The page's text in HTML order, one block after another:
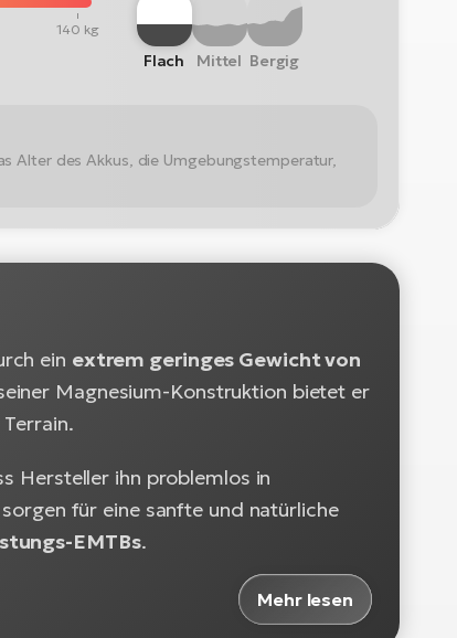
140 kg
Flach Mittel Bergig
Alter des Akkus, die Umgebungstemperatur,
ein extrem geringes Gewicht von
Magnesium-Konstruktion bietet er
Hersteller ihn problemlos in
für eine sanfte und natürliche
EMTBs.
Mehr lesen